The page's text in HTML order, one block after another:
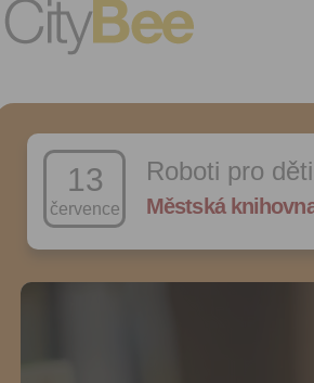
13
července
Roboti pro děti
Městská